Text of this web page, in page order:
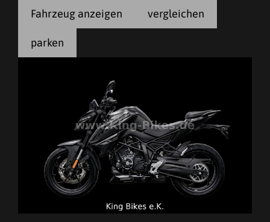
Fahrzeug anzeigen vergleichen
parken